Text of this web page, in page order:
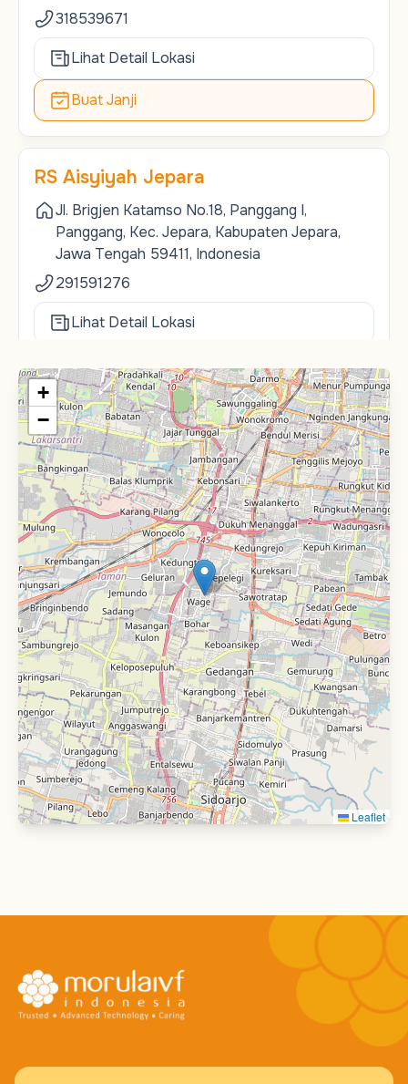
318539671
Lihat Detail Lokasi
Buat Janji
RS Aisyiyah Jepara
Jl. Brigjen Katamso No.18, Panggang I,
Panggang, Kec. Jepara, Kabupaten Jepara,
Jawa Tengah 59411, Indonesia
291591276
Lihat Detail Lokasi
Buat Janji
Klinik Permata Adinda PIK
Ruko Elang Laut (4), Jl. Pantai Indah Selatan
No.33 Blok D, RT.3/RW.3, Kamal Muara, Kec.
Penjaringan, Jkt Utara, Daerah Khusus Ibukota
Jakarta 14470, Indonesia
82136392020
Lihat Detail Lokasi
Buat Janji
RS Djatiroto
Jl. PB.Sudirman No.81, Umbulsari, Kaliboto Lor,
Kec. Jatiroto, Kabupaten Lumajang, Jawa Timur
67355, Indonesia
Buat Janji
Klinik Alfayat
Jl. Sultan Malikul Saleh, Neusu Aceh, Kec.
+
−
Leaflet